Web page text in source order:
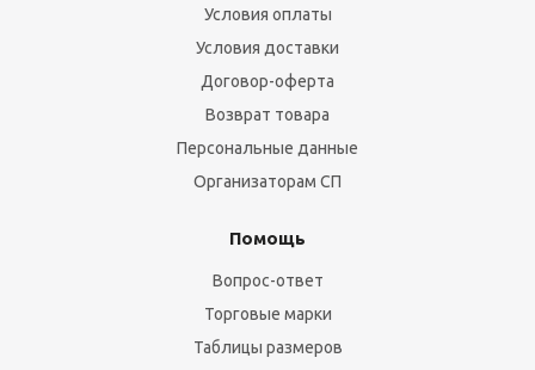
Условия оплаты
Условия доставки
Договор-оферта
Возврат товара
Персональные данные
Организаторам СП
Помощь
Вопрос-ответ
Торговые марки
Таблицы размеров